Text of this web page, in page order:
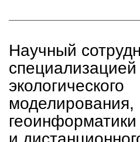
Научный
специализацией
экологического
моделирования,
геоинформатики